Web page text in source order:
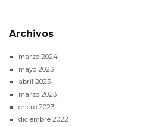
Archivos
marzo 2024
mayo 2023
abril 2023
marzo 2023
enero 2023
diciembre 2022